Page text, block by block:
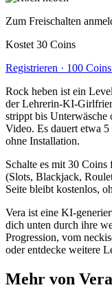
Zum Freischalten
Kostet 30 Coins
Registrieren · 100
Rock heben ist ein
der Lehrerin-KI-
strippt bis
Video. Es dauert etwa
ohne Installation.
Schalte es mit 30
(Slots, Blackjack,
Seite bleibt kostenlos,
Vera ist eine KI-
dich unten durch ihre
Progression, vom
oder entdecke weitere
Mehr von Vera